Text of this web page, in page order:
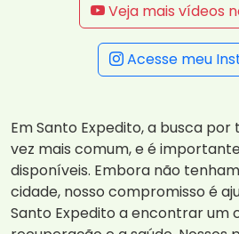
Veja mais vídeos
Acesse meu
Em Santo Expedito, a busca
vez mais comum, e é
disponíveis. Embora não
cidade, nosso compromisso é
Santo Expedito a encontrar um